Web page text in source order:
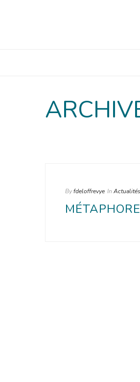
Byfdeloffrevye In Actualités